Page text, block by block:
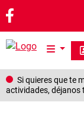
Pasar al contenido
Si quieres que te
actividades, déjanos